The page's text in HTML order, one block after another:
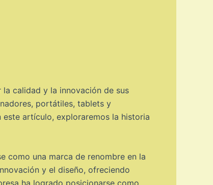
calidad y la innovación de sus
portátiles, tablets y
artículo, exploraremos la historia
como una marca de renombre en la
y el diseño, ofreciendo
ha logrado posicionarse como